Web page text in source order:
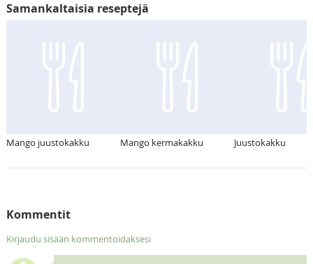
Samankaltaisia reseptejä
Mango juustokakku Mango kermakakku Juustokakku
Kommentit
Kirjaudu sisään kommentoidaksesi